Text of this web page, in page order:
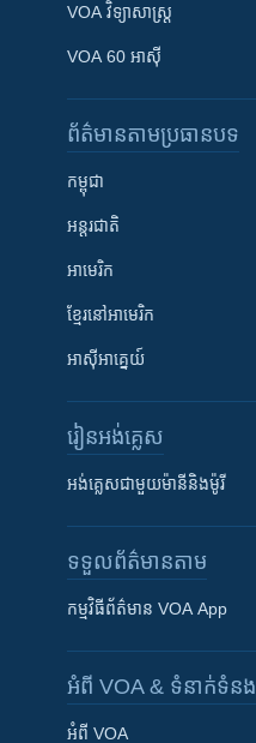
VOA ​វិទ្យាសាស្ត្រ
VOA 60 អាស៊ី
ព័ត៌មាន​តាមប្រធានបទ​
កម្ពុជា
អន្តរជាតិ
អាមេរិក
ខ្មែរ​នៅអាមេរិក
អាស៊ីអាគ្នេយ៍
រៀន​​អង់គ្លេស
អង់គ្លេស​ជាមួយ​ម៉ានី​និង​ម៉ូរី
ទទួល​ព័ត៌មាន​តាម
កម្មវិធី​ព័ត៌មាន VOA App
អំពី​ VOA & ទំនាក់ទំនង
អំពី​ VOA